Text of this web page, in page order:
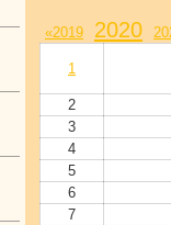
Link to Year
2019 Link to
2020
1
2
3
4
5
6
7